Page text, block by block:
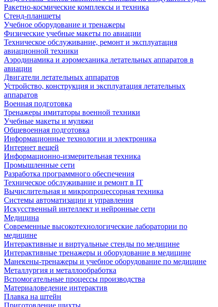
Ракетно-космические комплексы и техника
Стенд-планшеты
Учебное оборудование и тренажеры
Физические учебные макеты по авиации
Техническое обслуживание, ремонт и эксплуатация
авиационной техники
Аэродинамика и аэромеханика летательных аппаратов в
авиации
Двигатели летательных аппаратов
Устройство, конструкция и эксплуатация летательных
аппаратов
Военная подготовка
Тренажеры имитаторы военной техники
Учебные макеты и муляжи
Общевоенная подготовка
Информационные технологии и электроника
Интернет вещей
Информационно-измерительная техника
Промышленные сети
Разработка программного обеспечения
Техническое обслуживание и ремонт в IT
Вычислительная и микропроцессорная техника
Системы автоматизации и управления
Искусственный интеллект и нейронные сети
Медицина
Современные высокотехнологические лаборатории по
медицине
Интерактивные и виртуальные стенды по медицине
Интерактивные тренажеры и оборудование в медицине
Манекены-тренажеры и учебное оборудование по медицине
Металлургия и металлообработка
Вспомогательные процессы производства
Материаловедение интерактив
Плавка на штейн
Приготовление шихты